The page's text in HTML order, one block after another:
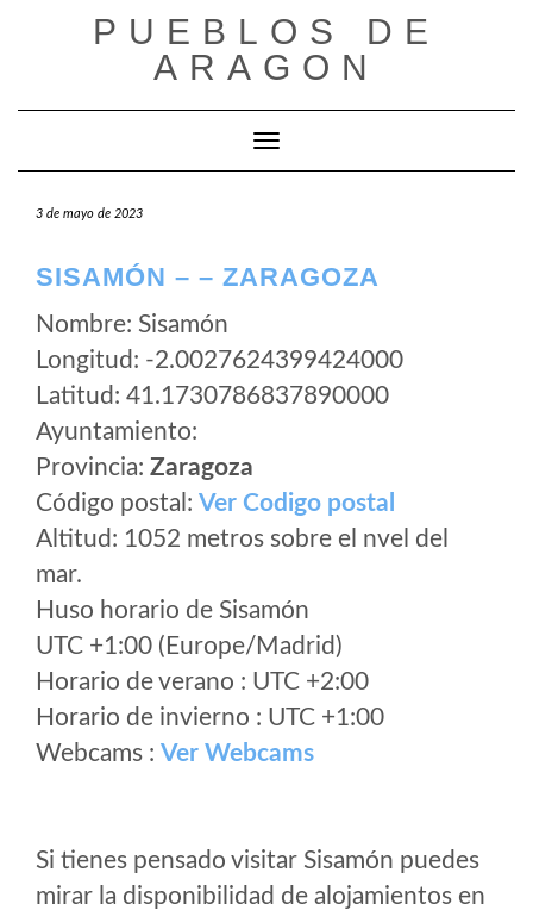
PUEBLOS DE
ARAGON
Cambiar modo de navegación
3 de mayo de 2023
SISAMÓN – – ZARAGOZA
Nombre: Sisamón
Longitud: -2.0027624399424000
Latitud: 41.1730786837890000
Ayuntamiento:
Provincia: Zaragoza
Código postal: Ver Codigo postal
Altitud: 1052 metros sobre el nvel del
mar.
Huso horario de Sisamón
UTC +1:00 (Europe/Madrid)
Horario de verano : UTC +2:00
Horario de invierno : UTC +1:00
Webcams : Ver Webcams
Si tienes pensado visitar Sisamón puedes
mirar la disponibilidad de alojamientos en